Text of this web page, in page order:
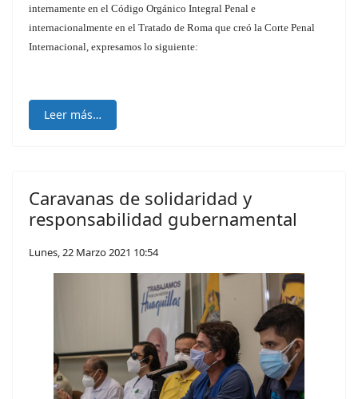
internamente en el Código Orgánico Integral Penal e
internacionalmente en el Tratado de Roma que creó la Corte Penal
Internacional, expresamos lo siguiente:
Leer más…
Caravanas de solidaridad y
responsabilidad gubernamental
Lunes, 22 Marzo 2021 10:54